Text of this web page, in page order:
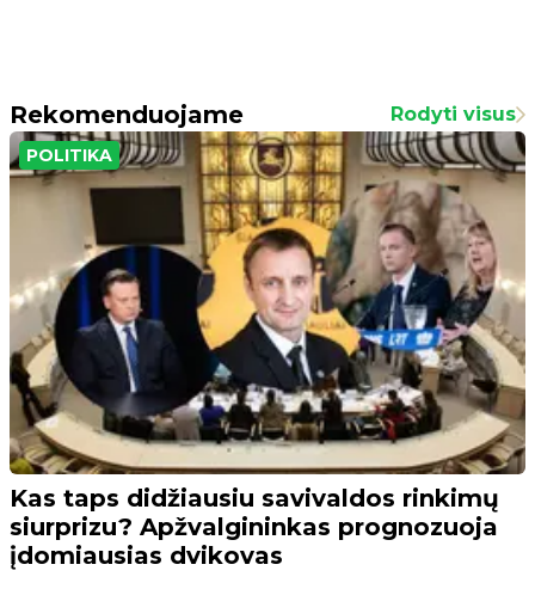
Rekomenduojame Rodyti visus
POLITIKA
Kas taps didžiausiu savivaldos rinkimų
siurprizu? Apžvalgininkas prognozuoja
įdomiausias dvikovas